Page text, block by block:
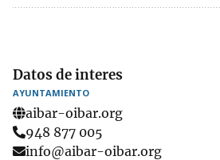
Datos de interes
AYUNTAMIENTO
aibar-oibar.org
Teléfono
948 877 005
Email
info@aibar-oibar.org